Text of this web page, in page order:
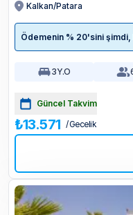
Kalkan/Patara
Ödemenin % 20'sini şimdi,
3Y.O
Güncel Takvim
₺13.571 / Gecelik